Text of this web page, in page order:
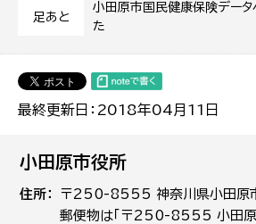
足あと
小田原市国民健康保険データ
た
最終更新日：2018年04月11日
小田原市役所
住所
〒250-8555 神奈川県小田原
郵便物は「〒250-8555 小田原